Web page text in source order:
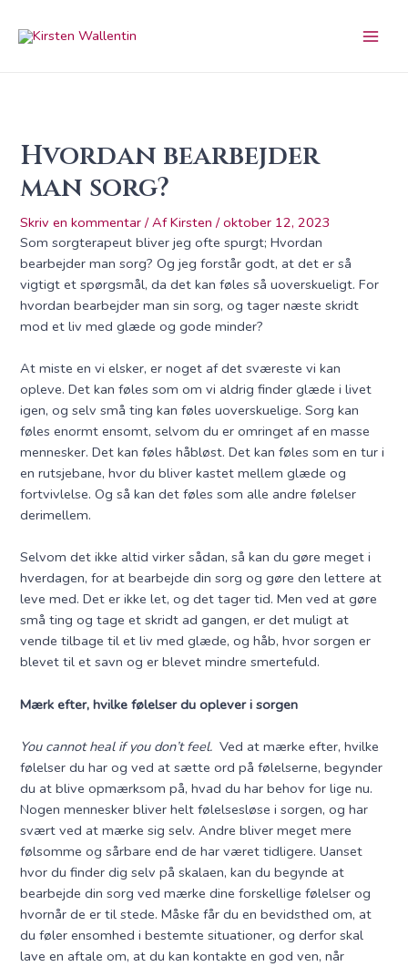
Hvordan bearbejder
man sorg?
Skriv en kommentar / AfKirsten/oktober 12, 2023
Som sorgterapeut bliver jeg ofte spurgt; Hvordan
bearbejder man sorg? Og jeg forstår godt, at det er så
vigtigt et spørgsmål, da det kan føles så uoverskueligt. For
hvordan bearbejder man sin sorg, og tager næste skridt
mod et liv med glæde og gode minder?
At miste en vi elsker, er noget af det sværeste vi kan
opleve. Det kan føles som om vi aldrig finder glæde i livet
igen, og selv små ting kan føles uoverskuelige. Sorg kan
føles enormt ensomt, selvom du er omringet af en masse
mennesker. Det kan føles håbløst. Det kan føles som en tur i
en rutsjebane, hvor du bliver kastet mellem glæde og
fortvivlelse. Og så kan det føles som alle andre følelser
derimellem.
Selvom det ikke altid virker sådan, så kan du gøre meget i
hverdagen, for at bearbejde din sorg og gøre den lettere at
leve med. Det er ikke let, og det tager tid. Men ved at gøre
små ting og tage et skridt ad gangen, er det muligt at
vende tilbage til et liv med glæde, og håb, hvor sorgen er
blevet til et savn og er blevet mindre smertefuld.
Mærk efter, hvilke følelser du oplever i sorgen
You cannot heal if you don’t feel. Ved at mærke efter, hvilke
følelser du har og ved at sætte ord på følelserne, begynder
du at blive opmærksom på, hvad du har behov for lige nu.
Nogen mennesker bliver helt følelsesløse i sorgen, og har
svært ved at mærke sig selv. Andre bliver meget mere
følsomme og sårbare end de har været tidligere. Uanset
hvor du finder dig selv på skalaen, kan du begynde at
bearbejde din sorg ved mærke dine forskellige følelser og
hvornår de er til stede. Måske får du en bevidsthed om, at
du føler ensomhed i bestemte situationer, og derfor skal
lave en aftale om, at du kan kontakte en god ven, når